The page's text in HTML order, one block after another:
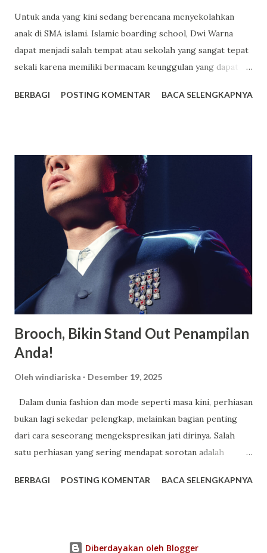
Untuk anda yang kini sedang berencana menyekolahkan
anak di SMA islami. Islamic boarding school, Dwi Warna
dapat menjadi salah tempat atau sekolah yang sangat tepat
sekali karena memiliki bermacam keunggulan yang dapat
sekolah anak. Dwi Warna sendiri ialah sekolah yang
yang sekolah di tempat tersebut. Bagi yang berencana
untuk menyekolahkan anaknya di tempat tersebut berikut
akan saya paparkan beberapa keunggulannya. Fasilitas
Modern dan Lengkap, Selain memiliki suatu asrama yang
luas dan juga nyaman untuk ditempati oleh para siswa
maupun siswi, terdapat berbagai macam fasilitas lainnya
yang juga dimiliki oleh SMA Dwi Warna untuk menunjang
kegiatan belajar siswa. SMA Dwi Warna pun ialah suatu
sekolah yang memiliki area sangat luas serta memiliki l...
BERBAGI POSTING KOMENTAR BACA SELENGKAPNYA
Brooch, Bikin Stand Out Penampilan
Anda!
Oleh windiariska Desember 19, 2025
Dalam dunia fashion dan mode seperti masa kini, perhiasan
bukan lagi sekedar pelengkap, melainkan bagian penting
dari cara seseorang mengekspresikan jati dirinya. Salah
satu perhiasan yang sering mendapat sorotan adalah
memberikan dampak besar pada penampilan Anda. Memakai
BERBAGI POSTING KOMENTAR BACA SELENGKAPNYA
Diberdayakan oleh Blogger